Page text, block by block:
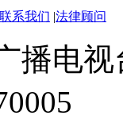
联系我们 法律顾问
播电